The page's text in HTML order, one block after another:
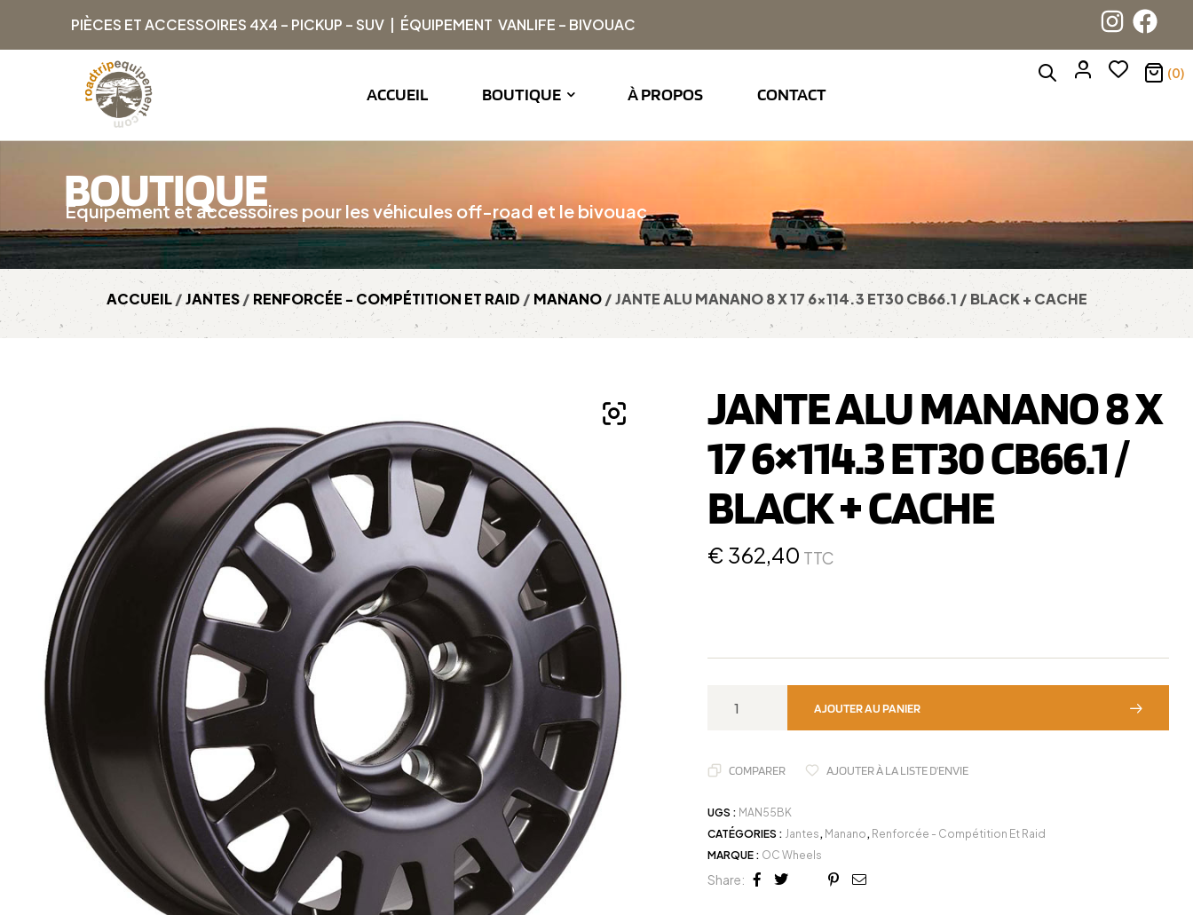
PIÈCES ET ACCESSOIRES 4X4 – PICKUP – SUV | ÉQUIPEMENT VANLIFE – BIVOUAC
ACCUEIL BOUTIQUE À PROPOS CONTACT
(0)
BOUTIQUE
Équipement et accessoires pour les véhicules off-road et le bivouac
ACCUEIL/JANTES/ RENFORCÉE - COMPÉTITION ET RAID / MANANO/ JANTE ALU MANANO 8 X 17 6×114.3 ET30 CB66.1 / BLACK + CACHE
JANTE ALU MANANO 8 X
17 6×114.3 ET30 CB66.1 /
BLACK + CACHE
€ 362,40 TTC
AJOUTER AU PANIER
COMPARER AJOUTER À LA LISTE D'ENVIE
UGS : MAN55BK
CATÉGORIES : Jantes, Manano, Renforcée - Compétition Et Raid
MARQUE : OC Wheels
Share:
Facebook
TwitterLinkedin
Google+
Pinterest
Email